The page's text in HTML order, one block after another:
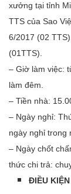
xưởng tại tỉnh
TTS của Sao
6/2017 (02
(01TTS).
– Giờ làm việc:
làm đêm.
– Tiền nhà:
– Ngày nghỉ:
ngày nghỉ trong
– Ngày chốt
thức chi trả:
ĐIỀU